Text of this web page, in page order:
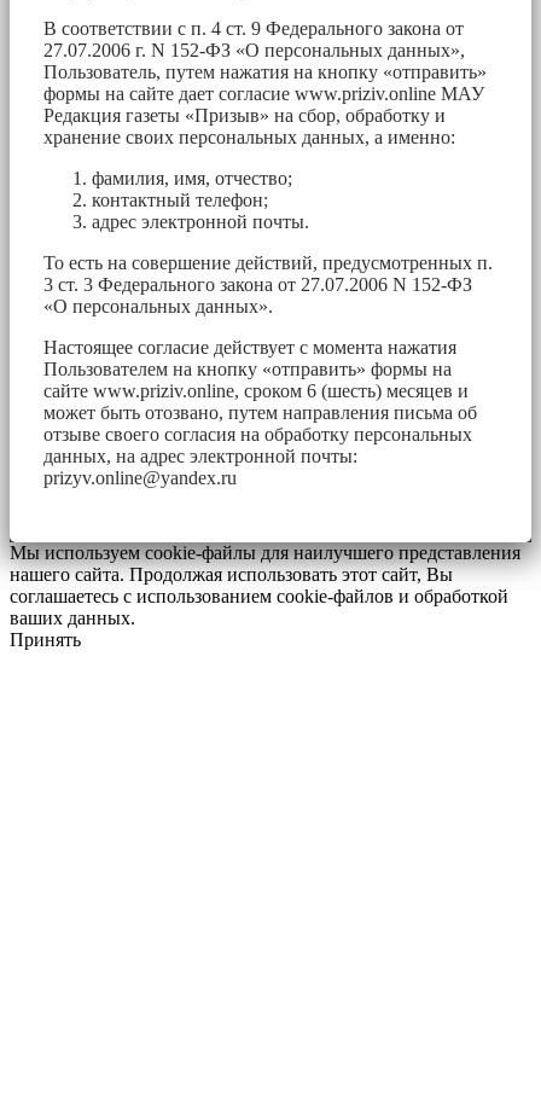
В соответствии с п. 4 ст. 9 Федерального закона от
27.07.2006 г. N 152-ФЗ «О персональных данных»,
Пользователь, путем нажатия на кнопку «отправить»
формы на сайте дает согласие www.priziv.online МАУ
Редакция газеты «Призыв» на сбор, обработку и
хранение своих персональных данных, а именно:
фамилия, имя, отчество;
контактный телефон;
адрес электронной почты.
То есть на совершение действий, предусмотренных п.
3 ст. 3 Федерального закона от 27.07.2006 N 152-ФЗ
«О персональных данных».
Настоящее согласие действует с момента нажатия
Пользователем на кнопку «отправить» формы на
сайте www.priziv.online, сроком 6 (шесть) месяцев и
может быть отозвано, путем направления письма об
отзыве своего согласия на обработку персональных
данных, на адрес электронной почты:
prizyv.online@yandex.ru
Мы используем cookie-файлы для наилучшего представления
нашего сайта. Продолжая использовать этот сайт, Вы
соглашаетесь с использованием cookie-файлов и обработкой
ваших данных.
Принять